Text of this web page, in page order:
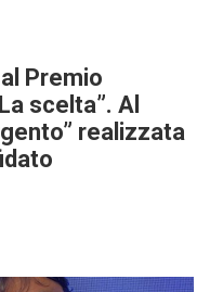
Premio
scelta”. Al
realizzata